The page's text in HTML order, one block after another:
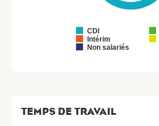
CDI
Intérim
Non salariés
TEMPS DE TRAVAIL